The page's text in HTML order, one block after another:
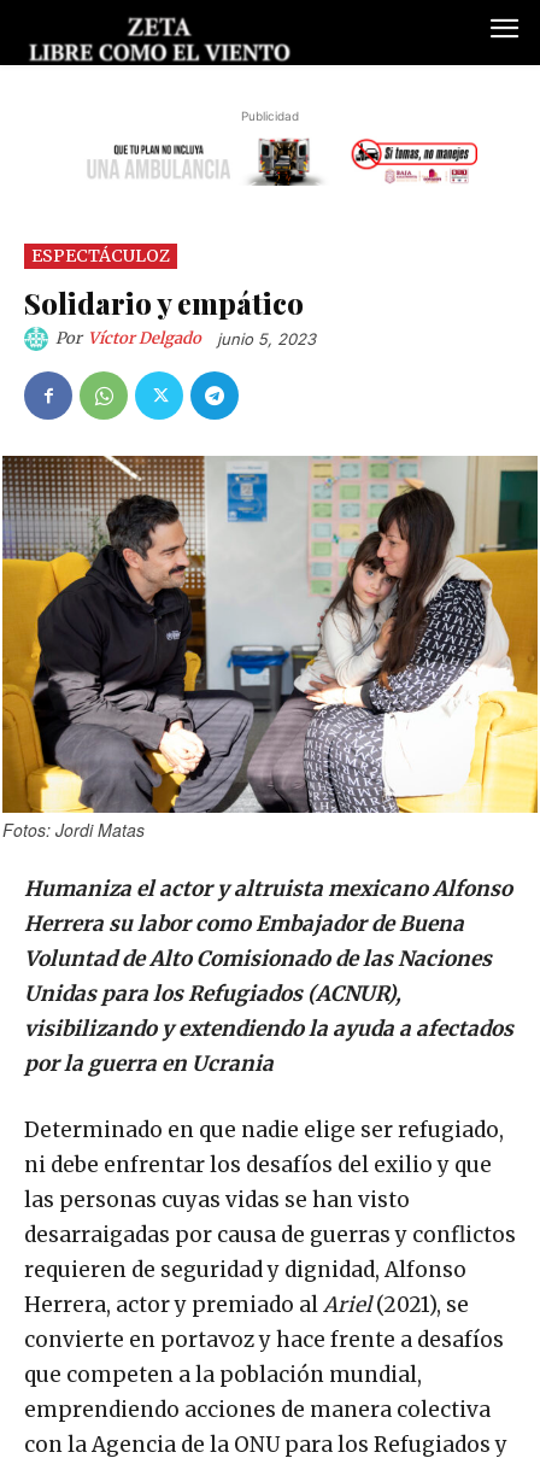
Publicidad
ESPECTÁCULOZ
Solidario y empático
Por Víctor Delgado junio 5, 2023
Fotos: Jordi Matas
Humaniza el actor y altruista mexicano Alfonso
Herrera su labor como Embajador de Buena
Voluntad de Alto Comisionado de las Naciones
Unidas para los Refugiados (ACNUR),
visibilizando y extendiendo la ayuda a afectados
por la guerra en Ucrania
Determinado en que nadie elige ser refugiado,
ni debe enfrentar los desafíos del exilio y que
las personas cuyas vidas se han visto
desarraigadas por causa de guerras y conflictos
requieren de seguridad y dignidad, Alfonso
Herrera, actor y premiado alAriel(2021), se
convierte en portavoz y hace frente a desafíos
que competen a la población mundial,
emprendiendo acciones de manera colectiva
con la Agencia de la ONU para los Refugiados y